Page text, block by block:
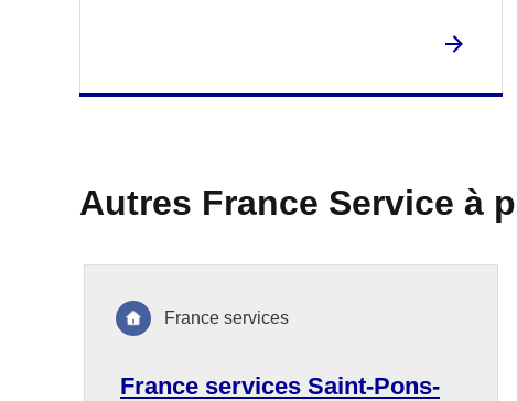
Autres France Service à
France services Saint-Pons-
France services